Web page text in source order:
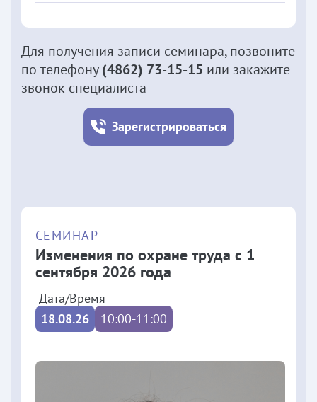
Для получения записи семинара, позвоните
по телефону(4862) 73-15-15 или закажите
звонок специалиста
Зарегистрироваться
СЕМИНАР
Изменения по охране труда с 1
сентября 2026 года
Дата/Время
18.08.26
10:00-11:00